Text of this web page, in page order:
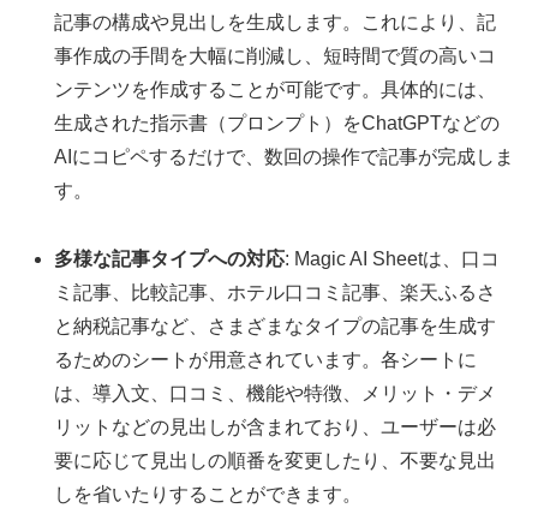
記事の構成や見出しを生成します。これにより、記
事作成の手間を大幅に削減し、短時間で質の高いコ
ンテンツを作成することが可能です。具体的には、
生成された指示書（プロンプト）をChatGPTなどの
AIにコピペするだけで、数回の操作で記事が完成しま
す。
多様な記事タイプへの対応: Magic AI Sheetは、口コ
ミ記事、比較記事、ホテル口コミ記事、楽天ふるさ
と納税記事など、さまざまなタイプの記事を生成す
るためのシートが用意されています。各シートに
は、導入文、口コミ、機能や特徴、メリット・デメ
リットなどの見出しが含まれており、ユーザーは必
要に応じて見出しの順番を変更したり、不要な見出
しを省いたりすることができます。